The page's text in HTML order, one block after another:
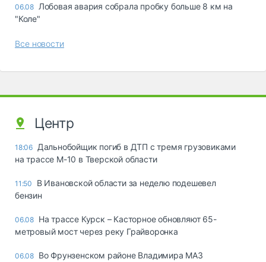
06.08 Лобовая авария собрала пробку больше 8 км на
"Коле"
Все новости
Центр
18:06 Дальнобойщик погиб в ДТП с тремя грузовиками
на трассе М-10 в Тверской области
11:50
В Ивановской области за неделю подешевел
бензин
06.08 На трассе Курск – Касторное обновляют 65-
метровый мост через реку Грайворонка
06.08 Во Фрунзенском районе Владимира МАЗ